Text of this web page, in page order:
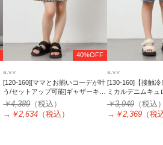
40%OFF
a.v.v
[120-160][ママとお揃いコーデが叶
う/セットアップ可能]ギャザーキュ
ロット
￥4,389（税込）
→ ￥2,634 （税込）
a.v.v
[130-160]【接触
ミカルデニムキュ
￥3,949（税込
→ ￥2,369（税